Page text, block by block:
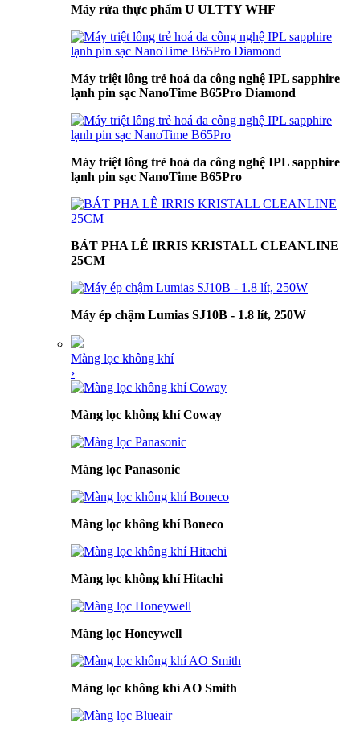
Máy rửa thực phẩm U ULTTY WHF
Máy triệt lông trẻ hoá da công nghệ IPL sapphire
lạnh pin sạc NanoTime B65Pro Diamond
Máy triệt lông trẻ hoá da công nghệ IPL sapphire
lạnh pin sạc NanoTime B65Pro
BÁT PHA LÊ IRRIS KRISTALL CLEANLINE
25CM
Máy ép chậm Lumias SJ10B - 1.8 lít, 250W
Màng lọc không khí
›
Màng lọc không khí Coway
Màng lọc Panasonic
Màng lọc không khí Boneco
Màng lọc không khí Hitachi
Màng lọc Honeywell
Màng lọc không khí AO Smith